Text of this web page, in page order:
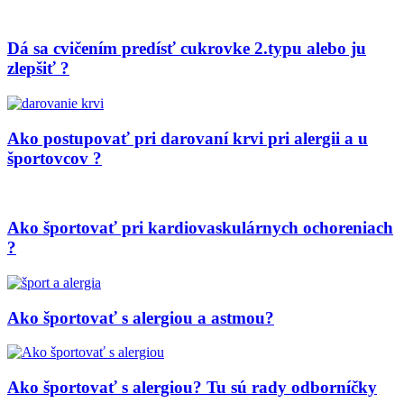
Dá sa cvičením predísť cukrovke 2.typu alebo ju
zlepšiť ?
Ako postupovať pri darovaní krvi pri alergii a u
športovcov ?
Ako športovať pri kardiovaskulárnych ochoreniach
?
Ako športovať s alergiou a astmou?
Ako športovať s alergiou? Tu sú rady odborníčky